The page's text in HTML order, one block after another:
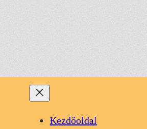
Kezdőoldal